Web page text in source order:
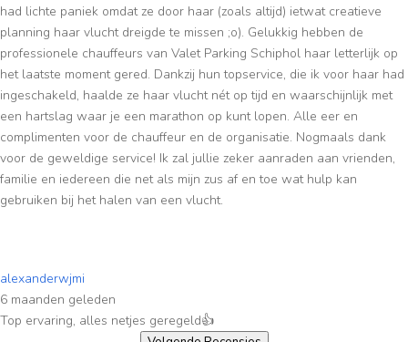
had lichte paniek omdat ze door haar (zoals altijd) ietwat creatieve
planning haar vlucht dreigde te missen ;o). Gelukkig hebben de
professionele chauffeurs van Valet Parking Schiphol haar letterlijk op
het laatste moment gered. Dankzij hun topservice, die ik voor haar had
ingeschakeld, haalde ze haar vlucht nét op tijd en waarschijnlijk met
een hartslag waar je een marathon op kunt lopen. Alle eer en
complimenten voor de chauffeur en de organisatie. Nogmaals dank
voor de geweldige service! Ik zal jullie zeker aanraden aan vrienden,
familie en iedereen die net als mijn zus af en toe wat hulp kan
gebruiken bij het halen van een vlucht.
alexanderwjmi
6 maanden geleden
Top ervaring, alles netjes geregeld👍